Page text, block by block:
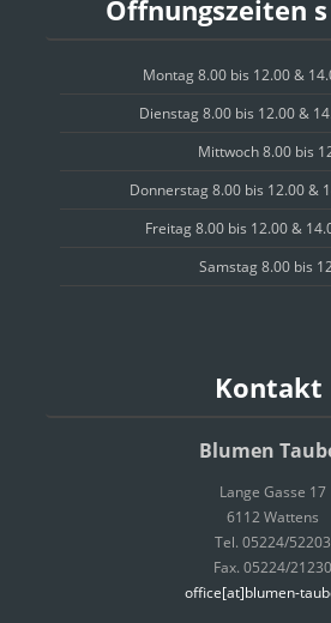
Öffnungszeiten
Montag 8.00 bis 12.00 &
Dienstag 8.00 bis 12.00 &
Mittwoch 8.00 bis
Donnerstag 8.00 bis 12.00 &
Freitag 8.00 bis 12.00 &
Samstag 8.00 bis
Kontakt
Blumen
Lange Gasse 17
6112 Wattens
Tel. 05224/52203
Fax. 05224/21230
office[at]blumen-